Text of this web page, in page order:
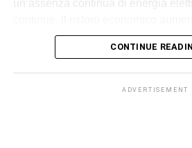
un’assenza continua di energia
in relazione alla durata del blackout,
CONTINUE
ADVERTISEMENT